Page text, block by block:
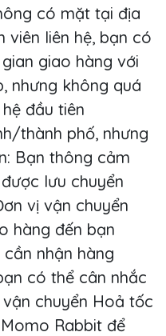
có mặt tại địa
viên liên hệ, bạn có
giao hàng với
nhưng không quá
đầu tiên
thành phố, nhưng
Bạn thông cảm
lưu chuyển
vị vận chuyển
hàng đến bạn
nhận hàng
có thể cân nhắc
chuyển Hoả tốc
Rabbit để